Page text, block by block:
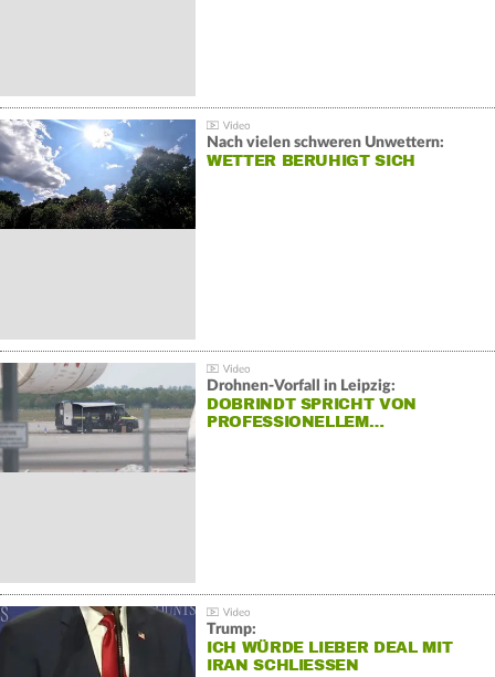
Nach vielen schweren Unwettern:
WETTER BERUHIGT SICH
Drohnen-Vorfall in Leipzig:
DOBRINDT SPRICHT VON
PROFESSIONELLEM…
Trump:
ICH WÜRDE LIEBER DEAL MIT
IRAN SCHLIESSEN